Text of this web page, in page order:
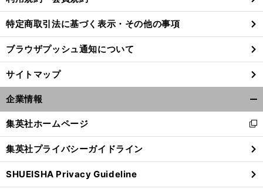
特定商取引法に基づく表示・その他の事項
ブラウザプッシュ通知について
サイトマップ
企業情報
閉
る
集英社ホームページ
新
し
い
ウ
ィ
ン
集英社プライバシーガイドライン
SHUEISHA Privacy Guideline